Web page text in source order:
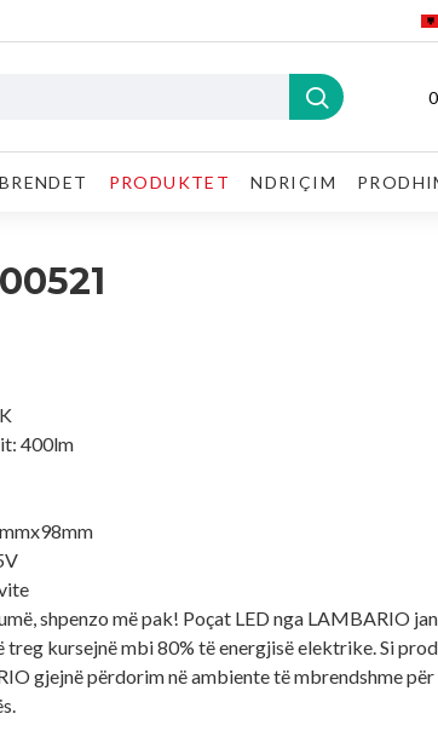
BRENDET PRODUKTET NDRIÇIM
400lm
shpenzo më pak! Poçat LED nga LAMBARIO
treg kursejnë mbi 80% të energjisë elektrike. Si
gjejnë përdorim në ambiente të mbrendshme